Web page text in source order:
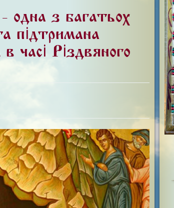
- одна з багатьох
підтримана
часі Різдвяного